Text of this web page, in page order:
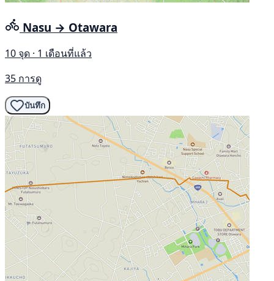
Nasu → Otawara
10 จุด · 1 เดือนที่แล้ว
35 การดู
บันทึก